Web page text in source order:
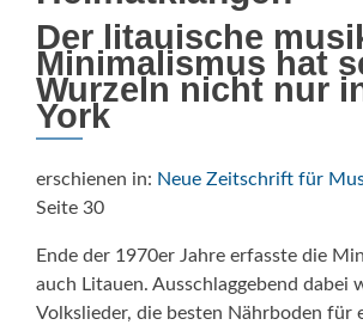
Der litauische
Minimalismus hat
Wurzeln nicht nur
York
erschienen in: Neue Zeitschrift für
Seite 30
Ende der 1970er Jahre erfasste die
auch Litauen. Ausschlaggebend dabei
Volkslieder, die besten Nährboden für